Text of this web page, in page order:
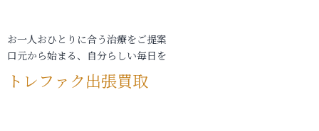
お一人おひとりに合う治療をご提案
口元から始まる、自分らしい毎日を
トレファク出張買取